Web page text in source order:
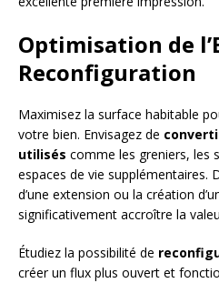
Optimisation de
Reconfiguration
Maximisez la surface habitable
votre bien. Envisagez de
utilisés comme les greniers, les
espaces de vie supplémentaires.
d’une extension ou la création
significativement accroître la
Étudiez la possibilité de
créer un flux plus ouvert et